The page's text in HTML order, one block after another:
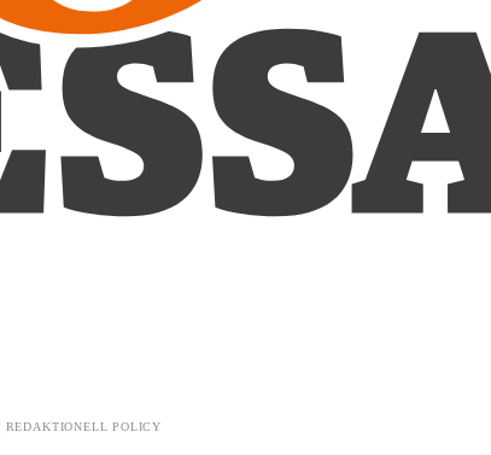
REDAKTIONELL POLICY